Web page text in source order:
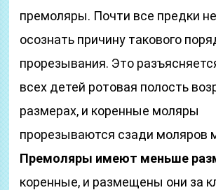
премоляры. Почти все предки
осознать причину такового
прорезывания. Это
всех детей ротовая полость
размерах, и коренные моляры
прорезываются сзади моляров
Премоляры имеют меньше
коренные, и размещены они за